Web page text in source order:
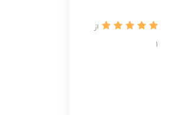
از
1